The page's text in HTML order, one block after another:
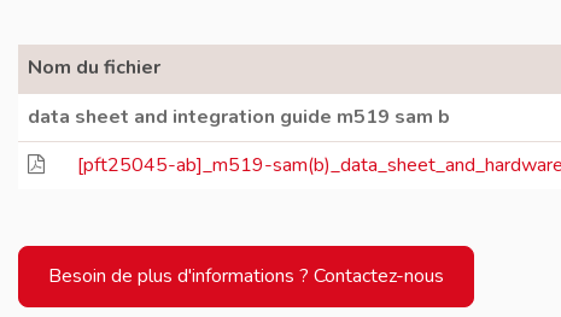
Nom du fichier
data sheet and integration guide m519 sam b
[pft25045-ab]_m519-
Besoin de plus d'informations ? Contactez-nous